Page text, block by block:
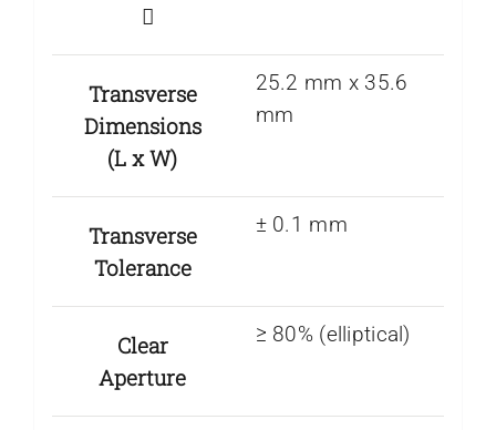
Transverse
Dimensions
(L x W)
25.2 mm x 35.6
mm
Transverse
Tolerance
± 0.1 mm
Clear
Aperture
≥ 80% (elliptical)